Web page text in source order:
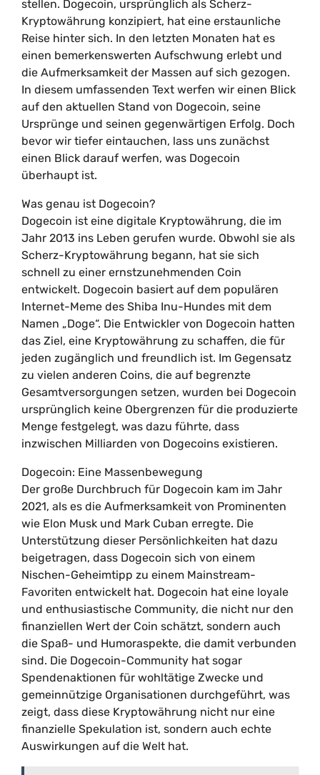
stellen. Dogecoin, ursprünglich als Scherz-
Kryptowährung konzipiert, hat eine erstaunliche
Reise hinter sich. In den letzten Monaten hat es
einen bemerkenswerten Aufschwung erlebt und
die Aufmerksamkeit der Massen auf sich gezogen.
In diesem umfassenden Text werfen wir einen Blick
auf den aktuellen Stand von Dogecoin, seine
Ursprünge und seinen gegenwärtigen Erfolg. Doch
bevor wir tiefer eintauchen, lass uns zunächst
einen Blick darauf werfen, was Dogecoin
überhaupt ist.
Was genau ist Dogecoin?
Dogecoin ist eine digitale Kryptowährung, die im
Jahr 2013 ins Leben gerufen wurde. Obwohl sie als
Scherz-Kryptowährung begann, hat sie sich
schnell zu einer ernstzunehmenden Coin
entwickelt. Dogecoin basiert auf dem populären
Internet-Meme des Shiba Inu-Hundes mit dem
Namen „Doge“. Die Entwickler von Dogecoin hatten
das Ziel, eine Kryptowährung zu schaffen, die für
jeden zugänglich und freundlich ist. Im Gegensatz
zu vielen anderen Coins, die auf begrenzte
Gesamtversorgungen setzen, wurden bei Dogecoin
ursprünglich keine Obergrenzen für die produzierte
Menge festgelegt, was dazu führte, dass
inzwischen Milliarden von Dogecoins existieren.
Dogecoin: Eine Massenbewegung
Der große Durchbruch für Dogecoin kam im Jahr
2021, als es die Aufmerksamkeit von Prominenten
wie Elon Musk und Mark Cuban erregte. Die
Unterstützung dieser Persönlichkeiten hat dazu
beigetragen, dass Dogecoin sich von einem
Nischen-Geheimtipp zu einem Mainstream-
Favoriten entwickelt hat. Dogecoin hat eine loyale
und enthusiastische Community, die nicht nur den
finanziellen Wert der Coin schätzt, sondern auch
die Spaß- und Humoraspekte, die damit verbunden
sind. Die Dogecoin-Community hat sogar
Spendenaktionen für wohltätige Zwecke und
gemeinnützige Organisationen durchgeführt, was
zeigt, dass diese Kryptowährung nicht nur eine
finanzielle Spekulation ist, sondern auch echte
Auswirkungen auf die Welt hat.